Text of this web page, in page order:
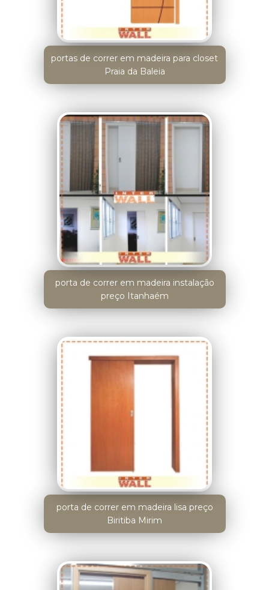
portas de correr em madeira para closet
Praia da Baleia
porta de correr em madeira instalação
preço Itanhaém
porta de correr em madeira lisa preço
Biritiba Mirim